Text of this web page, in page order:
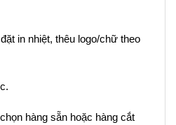
in nhiệt, thêu logo/chữ theo
hàng sẵn hoặc hàng cắt